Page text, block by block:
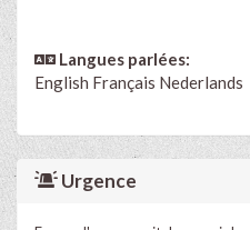
Langues parlées:
English Français Nederlands
Urgence